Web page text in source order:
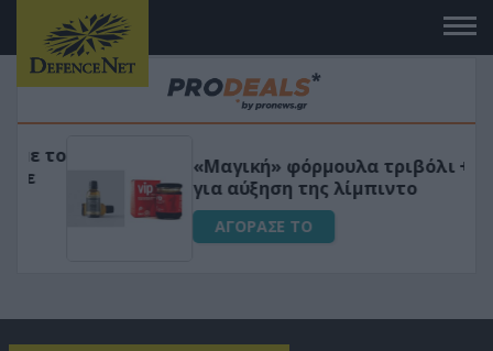
«Μαγική» φόρμουλα τριβόλι + VIP
για αύξηση της λίμπιντο
ΑΓΟΡΑΣΕ ΤΟ